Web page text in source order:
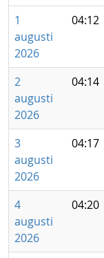
1
augusti
2026
04:12
2
augusti
2026
04:14
3
augusti
2026
04:17
4
augusti
2026
04:20